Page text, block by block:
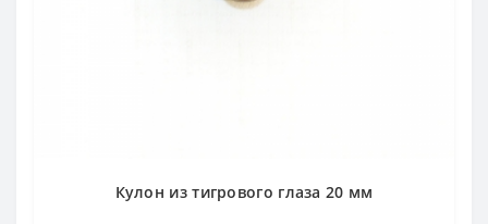
Кулон из тигрового глаза 20 мм